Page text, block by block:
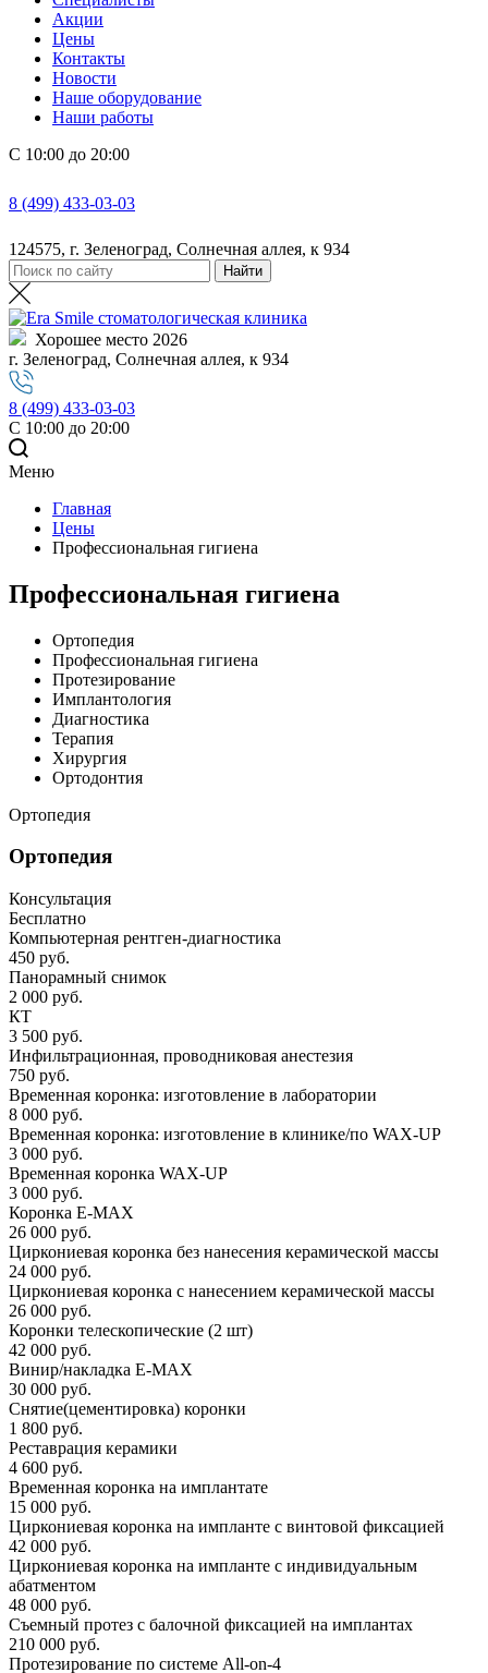
Акции
Цены
Контакты
Новости
Наше оборудование
Наши работы
С 10:00 до 20:00
8 (499) 433-03-03
124575, г. Зеленоград, Солнечная аллея, к 934
Хорошее место 2026
г. Зеленоград, Солнечная аллея, к 934
8 (499) 433-03-03
С 10:00 до 20:00
Меню
Главная
Цены
Профессиональная гигиена
Профессиональная гигиена
Ортопедия
Профессиональная гигиена
Протезирование
Имплантология
Диагностика
Терапия
Хирургия
Ортодонтия
Ортопедия
Ортопедия
Консультация
Бесплатно
Компьютерная рентген-диагностика
450 руб.
Панорамный снимок
2 000 руб.
КТ
3 500 руб.
Инфильтрационная, проводниковая анестезия
750 руб.
Временная коронка: изготовление в лаборатории
8 000 руб.
Временная коронка: изготовление в клинике/по WAX-UP
3 000 руб.
Временная коронка WAX-UP
3 000 руб.
Коронка E-MAX
26 000 руб.
Циркониевая коронка без нанесения керамической массы
24 000 руб.
Циркониевая коронка с нанесением керамической массы
26 000 руб.
Коронки телескопические (2 шт)
42 000 руб.
Винир/накладка E-MAX
30 000 руб.
Снятие(цементировка) коронки
1 800 руб.
Реставрация керамики
4 600 руб.
Временная коронка на имплантате
15 000 руб.
Циркониевая коронка на импланте с винтовой фиксацией
42 000 руб.
Циркониевая коронка на импланте с индивидуальным
абатментом
48 000 руб.
Съемный протез с балочной фиксацией на имплантах
210 000 руб.
Протезирование по системе All-on-4